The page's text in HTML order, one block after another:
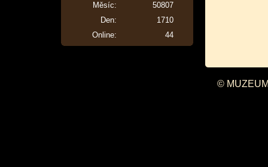
Online: 44
Měsíc:
50807
Den:
1710
©